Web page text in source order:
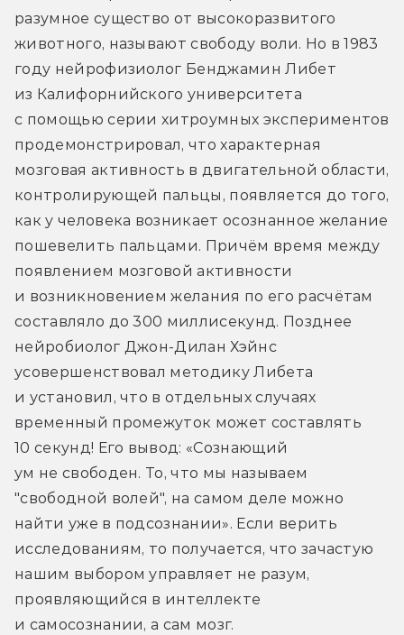
разумное существо от высокоразвитого
животного, называют свободу воли. Но в 1983
году нейрофизиолог Бенджамин Либет
из Калифорнийского университета
с помощью серии хитроумных экспериментов
продемонстрировал, что характерная
мозговая активность в двигательной области,
контролирующей пальцы, появляется до того,
как у человека возникает осознанное желание
пошевелить пальцами. Причём время между
появлением мозговой активности
и возникновением желания по его расчётам
составляло до 300 миллисекунд. Позднее
нейробиолог Джон-Дилан Хэйнс
усовершенствовал методику Либета
и установил, что в отдельных случаях
временный промежуток может составлять
10 секунд! Его вывод: «Сознающий
ум не свободен. То, что мы называем
"свободной волей", на самом деле можно
найти уже в подсознании». Если верить
исследованиям, то получается, что зачастую
нашим выбором управляет не разум,
проявляющийся в интеллекте
и самосознании, а сам мозг.